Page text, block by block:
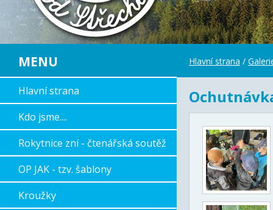
MENU
Hlavní strana
Kdo jsme....
Rokytnice zní - čtenářská soutěž
OP JAK - tzv. šablony
Kroužky
Hlavní strana /